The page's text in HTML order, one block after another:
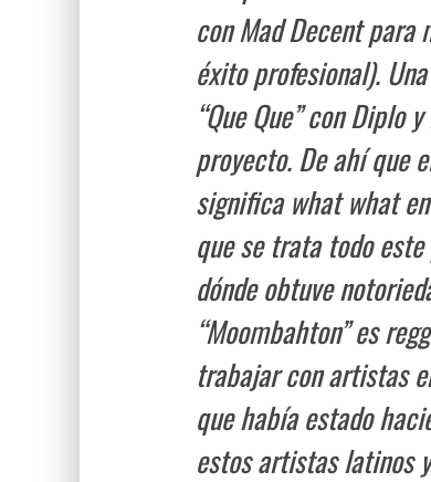
con Mad Decent
éxito profesional).
“Que Que” con Diplo
proyecto. De ahí que
significa what what
que se trata todo
dónde obtuve
“Moombahton” es
trabajar con artistas
que había estado
estos artistas latinos